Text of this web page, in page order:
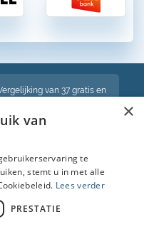
van 37 gratis en
van gratis en betalende
België
:
×
van
te
stemt u in met alle
Lees verder
PRESTATIE